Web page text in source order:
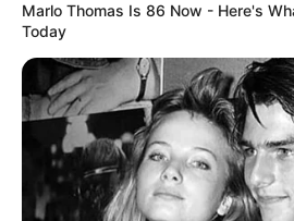
Marlo Thomas Is 86 Now - Here's
Today